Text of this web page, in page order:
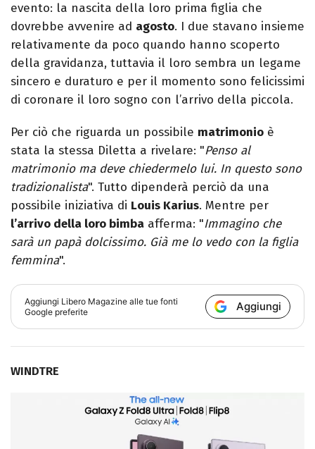
evento: la nascita della loro prima figlia che
dovrebbe avvenire ad agosto. I due stavano insieme
relativamente da poco quando hanno scoperto
della gravidanza, tuttavia il loro sembra un legame
sincero e duraturo e per il momento sono felicissimi
di coronare il loro sogno con l’arrivo della piccola.
Per ciò che riguarda un possibile matrimonio è
stata la stessa Diletta a rivelare: "Penso al
matrimonio ma deve chiedermelo lui. In questo sono
tradizionalista". Tutto dipenderà perciò da una
possibile iniziativa di Louis Karius. Mentre per
l’arrivo della loro bimba afferma: "Immagino che
sarà un papà dolcissimo. Già me lo vedo con la figlia
femmina".
Aggiungi Libero Magazine alle tue fonti
Google preferite
Aggiungi
WINDTRE